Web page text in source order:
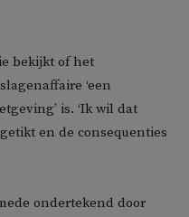
bekijkt of het
‘een
is. ‘Ik wil dat
en de consequenties
ondertekend door